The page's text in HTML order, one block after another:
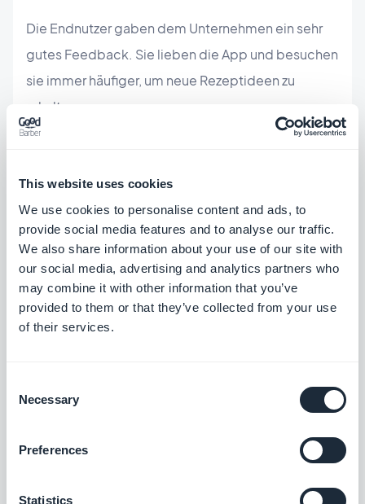
This website uses cookies
We use cookies to personalise content and ads, to
provide social media features and to analyse our traffic.
We also share information about your use of our site with
our social media, advertising and analytics partners who
may combine it with other information that you’ve
provided to them or that they’ve collected from your use
of their services.
Selection
Necessary
Preferences
Statistics
Die Endnutzer gaben dem Unternehmen ein sehr
gutes Feedback. Sie lieben die App und besuchen
sie immer häufiger, um neue Rezeptideen zu
erhalten.
Laden Sie Stonesoup für iOS herunter
darüber sagen, wie Mobile in